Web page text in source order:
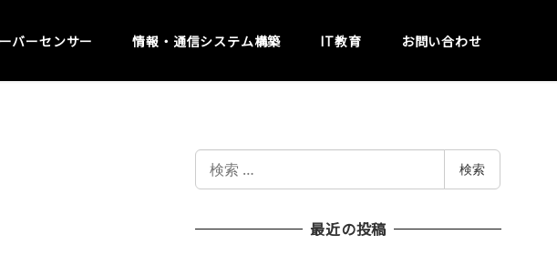
バーセンサー 情報・通信システム構築 IT教育 お問い合わせ
索
検索
最近の投稿